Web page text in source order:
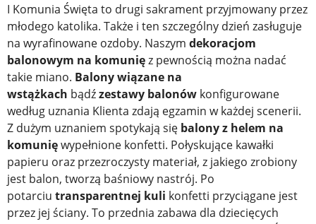
I Komunia Święta to drugi sakrament przyjmowany przez
młodego katolika. Także i ten szczególny dzień zasługuje
na wyrafinowane ozdoby. Naszym dekoracjom
balonowym na komunięz pewnością można nadać
takie miano. Balony wiązane na
wstążkach bądźzestawy balonów konfigurowane
według uznania Klienta zdają egzamin w każdej scenerii.
Z dużym uznaniem spotykają się balony z helem na
komunięwypełnione konfetti. Połyskujące kawałki
papieru oraz przezroczysty materiał, z jakiego zrobiony
jest balon, tworzą baśniowy nastrój. Po
potarciu transparentnej kuli konfetti przyciągane jest
przez jej ściany. To przednia zabawa dla dziecięcych